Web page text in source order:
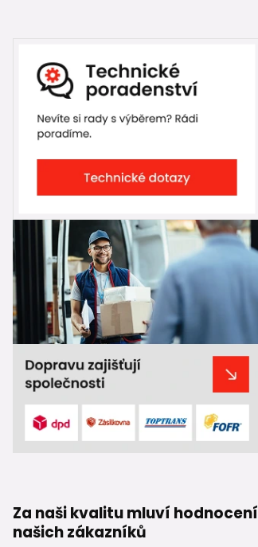
Za naši kvalitu mluví hodnocení
našich zákazníků